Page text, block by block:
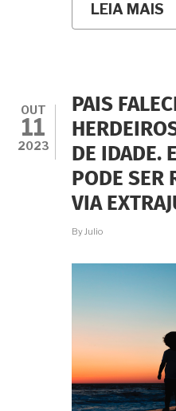
LEIA MAIS
OUT
11
2023
PAIS
DE IDADE.
PODE SER
VIA
ByJulio